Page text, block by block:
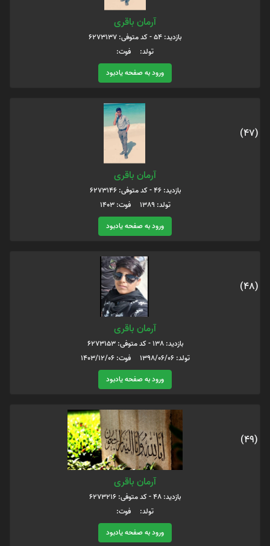
آرمان باقری
بازدید: 54 - کد متوفی: 6273137
تولد: فوت:
ورود به صفحه یادبود
(47)
آرمان باقری
بازدید: 46 - کد متوفی: 6273146
تولد: 1389 فوت: 1403
ورود به صفحه یادبود
(48)
آرمان باقری
بازدید: 138 - کد متوفی: 6273153
تولد: 1398/06/06 فوت: 1403/12/06
ورود به صفحه یادبود
(49)
آرمان باقری
بازدید: 48 - کد متوفی: 6273216
تولد: فوت:
ورود به صفحه یادبود